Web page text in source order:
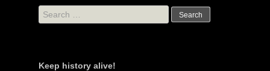
Search
for:
Keep history alive!